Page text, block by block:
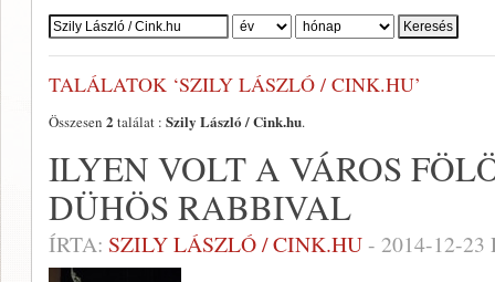
Szerző:
TALÁLATOK ‘SZILY LÁSZLÓ / CINK.HU’
Összesen 2 találat : Szily László / Cink.hu.
ILYEN VOLT A VÁROS
DÜHÖS RABBIVAL
ÍRTA: SZILY LÁSZLÓ / CINK.HU- 2014-12-23